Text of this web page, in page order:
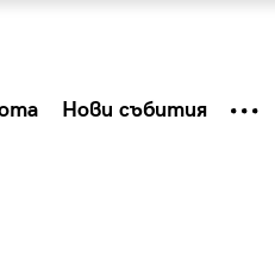
Нови събития